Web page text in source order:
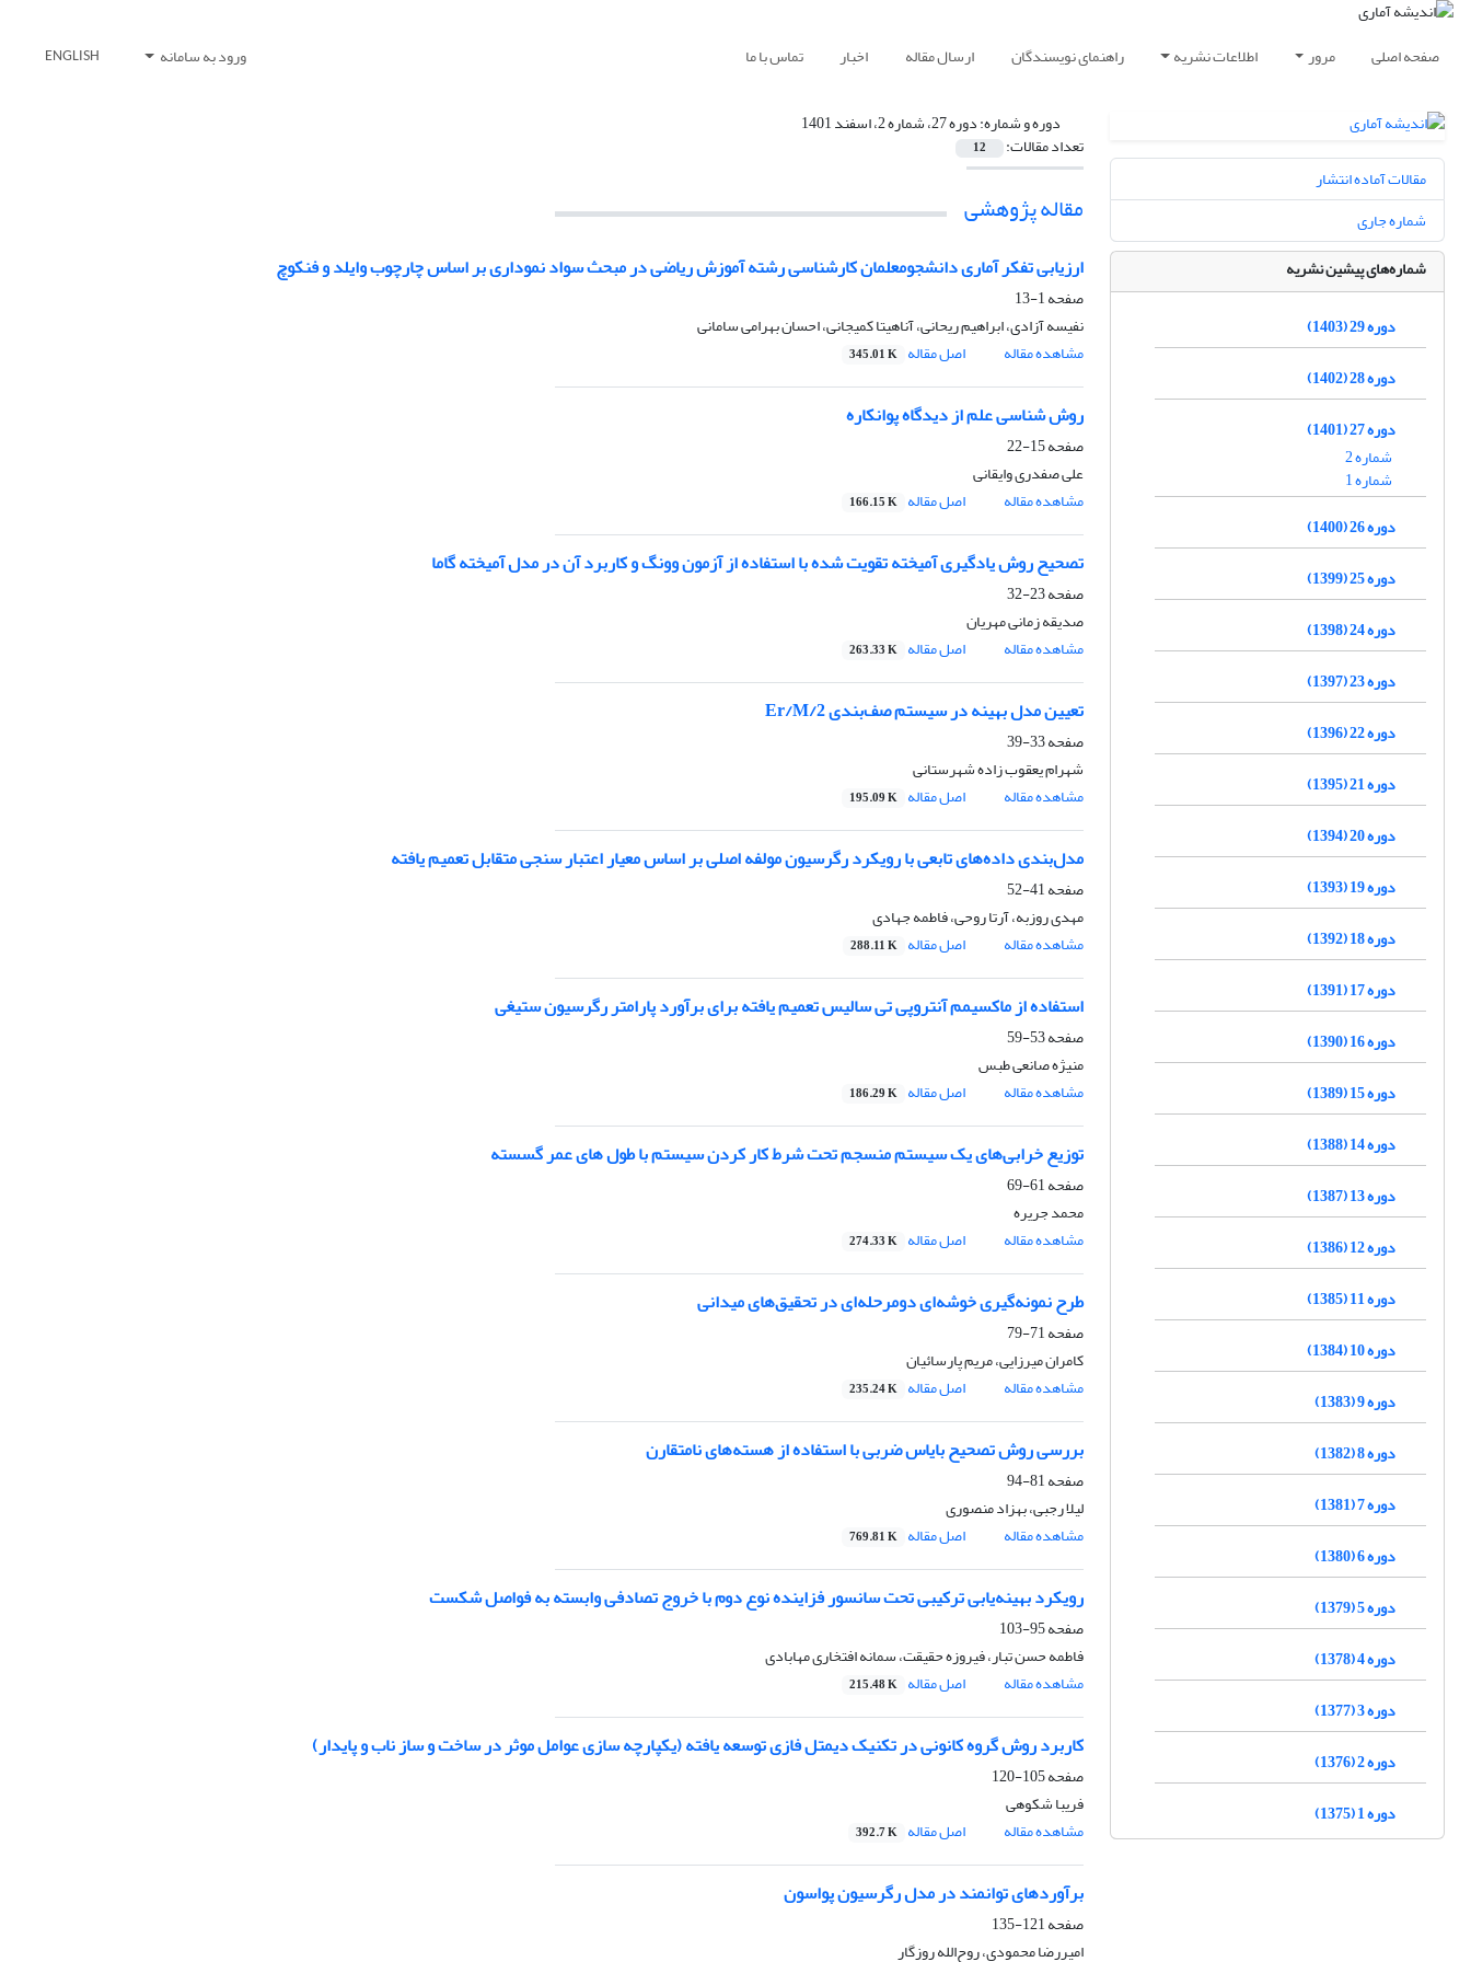
صفحه اصلی مرور اطلاعات نشریه راهنمای نویسندگان ارسال مقاله اخبار تماس با ما ورود به سامانه ENGLISH
دوره و شماره:دوره 27، شماره 2، اسفند 1401
تعداد مقالات: 12
مقاله پژوهشی
ارزیابی تفکر آماری دانشجومعلمان کارشناسی رشته آموزش ریاضی در مبحث سواد نموداری بر اساس چارچوب وایلد و فنکوچ
صفحه1-13
نفیسه آزادی، ابراهیم ریحانی، آناهیتا کمیجانی، احسان بهرامی‌ سامانی
مشاهده مقاله
اصل مقاله 345.01 K
روش شناسی علم از دیدگاه پوانکاره
صفحه15-22
علی صفدری وایقانی
مشاهده مقاله
اصل مقاله 166.15 K
تصحیح روش یادگیری آمیخته تقویت شده با استفاده از آزمون وونگ و کاربرد آن در مدل آمیخته گاما
صفحه23-32
صدیقه زمانی مهریان
مشاهده مقاله
اصل مقاله 263.33 K
تعیین مدل بهینه در سیستم صف‌بندی Er/M/2
صفحه33-39
شهرام یعقوب زاده شهرستانی
مشاهده مقاله
اصل مقاله 195.09 K
مدل‌بندی داده‌های تابعی با رویکرد رگرسیون مولفه اصلی بر اساس معیار اعتبار سنجی متقابل تعمیم یافته
صفحه41-52
مهدی روزبه، آرتا روحی، فاطمه جهادی
مشاهده مقاله
اصل مقاله 288.11 K
استفاده از ماکسیمم آنتروپی تی سالیس تعمیم یافته برای برآورد پارامتر رگرسیون ستیغی
صفحه53-59
منیژه صانعی طبس
مشاهده مقاله
اصل مقاله 186.29 K
توزیع خرابی‌های یک سیستم منسجم تحت شرط کار کردن سیستم با طول های عمر گسسته
صفحه61-69
محمد جریره
مشاهده مقاله
اصل مقاله 274.33 K
طرح نمونه‌گیری خوشه‌ای دومرحله‌ای در تحقیق‌های میدانی
صفحه71-79
کامران میرزایی، مریم پارسائیان
مشاهده مقاله
اصل مقاله 235.24 K
بررسی روش تصحیح بایاس ضربی با استفاده از هسته‌های نامتقارن
صفحه81-94
لیلا رجبی، بهزاد منصوری
مشاهده مقاله
اصل مقاله 769.81 K
رویکرد بهینه‌یابی ترکیبی تحت سانسور فزاینده نوع دوم با خروج تصادفی وابسته به فواصل شکست
صفحه95-103
فاطمه حسن تبار، فیروزه حقیقت، سمانه افتخاری مهابادی
مشاهده مقاله
اصل مقاله 215.48 K
کاربرد روش گروه کانونی در تکنیک دیمتل فازی توسعه یافته (یکپارچه سازی عوامل موثر در ساخت و ساز ناب و پایدار)
صفحه105-120
فریبا شکوهی
مشاهده مقاله
اصل مقاله 392.7 K
برآوردهای توانمند در مدل رگرسیون پواسون
صفحه121-135
امیررضا محمودی، روح‌الله روزگار
مقالات آماده انتشار
شماره جاری
شماره‌های پیشین نشریه
دوره 29 (1403)
دوره 28 (1402)
دوره 27 (1401)
شماره 2
شماره 1
دوره 26 (1400)
دوره 25 (1399)
دوره 24 (1398)
دوره 23 (1397)
دوره 22 (1396)
دوره 21 (1395)
دوره 20 (1394)
دوره 19 (1393)
دوره 18 (1392)
دوره 17 (1391)
دوره 16 (1390)
دوره 15 (1389)
دوره 14 (1388)
دوره 13 (1387)
دوره 12 (1386)
دوره 11 (1385)
دوره 10 (1384)
دوره 9 (1383)
دوره 8 (1382)
دوره 7 (1381)
دوره 6 (1380)
دوره 5 (1379)
دوره 4 (1378)
دوره 3 (1377)
دوره 2 (1376)
دوره 1 (1375)